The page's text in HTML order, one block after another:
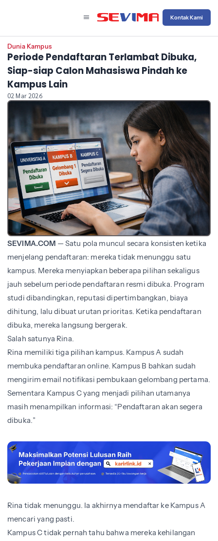
Kontak Kami
Dunia Kampus
Periode Pendaftaran Terlambat Dibuka,
Siap-siap Calon Mahasiswa Pindah ke
Kampus Lain
02 Mar 2026
SEVIMA.COM — Satu pola muncul secara konsisten ketika
menjelang pendaftaran: mereka tidak menunggu satu
kampus. Mereka menyiapkan beberapa pilihan sekaligus
jauh sebelum periode pendaftaran resmi dibuka. Program
studi dibandingkan, reputasi dipertimbangkan, biaya
dihitung, lalu dibuat urutan prioritas. Ketika pendaftaran
dibuka, mereka langsung bergerak.
Salah satunya Rina.
Rina memiliki tiga pilihan kampus. Kampus A sudah
membuka pendaftaran online. Kampus B bahkan sudah
mengirim email notifikasi pembukaan gelombang pertama.
Sementara Kampus C yang menjadi pilihan utamanya
masih menampilkan informasi: “Pendaftaran akan segera
dibuka.”
Rina tidak menunggu. Ia akhirnya mendaftar ke Kampus A
mencari yang pasti.
Kampus C tidak pernah tahu bahwa mereka kehilangan